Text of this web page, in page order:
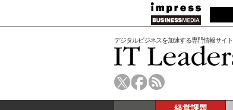
デジタルビジネスを加速する専門情報サイト